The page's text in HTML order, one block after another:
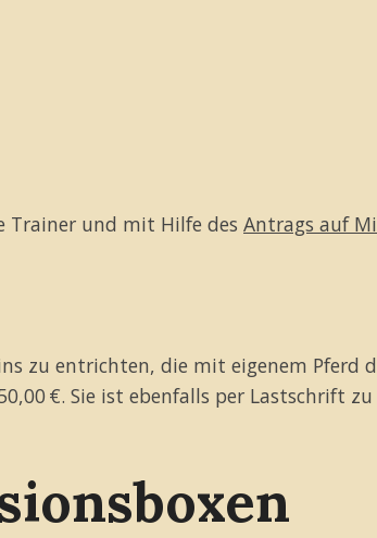
Trainer und mit Hilfe des Antrags auf
zu entrichten, die mit eigenem Pferd
€. Sie ist ebenfalls per Lastschrift zu